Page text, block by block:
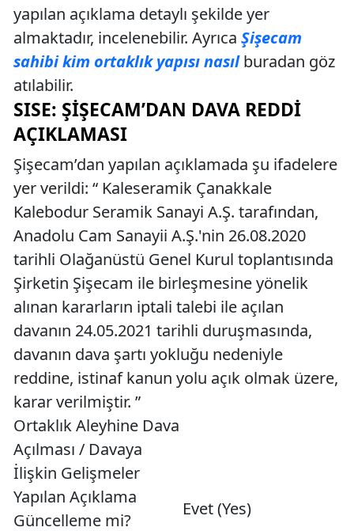
yapılan açıklama detaylı şekilde yer
almaktadır, incelenebilir. Ayrıca Şişecam
sahibi kim ortaklık yapısı nasıl buradan göz
atılabilir.
SISE: ŞIŞECAM’DAN DAVA REDDI
AÇIKLAMASI
Şişecam’dan yapılan açıklamada şu ifadelere
yer verildi: “ Kaleseramik Çanakkale
Kalebodur Seramik Sanayi A.Ş. tarafından,
Anadolu Cam Sanayii A.Ş.'nin 26.08.2020
tarihli Olağanüstü Genel Kurul toplantısında
Şirketin Şişecam ile birleşmesine yönelik
alınan kararların iptali talebi ile açılan
davanın 24.05.2021 tarihli duruşmasında,
davanın dava şartı yokluğu nedeniyle
reddine, istinaf kanun yolu açık olmak üzere,
karar verilmiştir. ”
Ortaklık Aleyhine Dava
Açılması / Davaya
İlişkin Gelişmeler
Yapılan Açıklama
Güncelleme mi?
Evet (Yes)